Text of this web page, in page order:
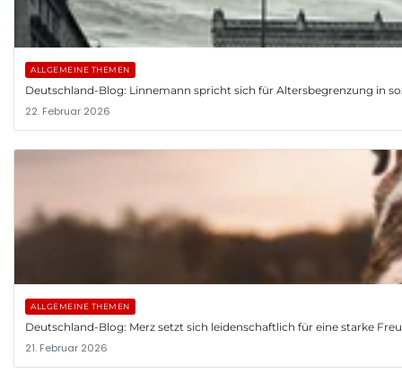
ALLGEMEINE THEMEN
Deutschland-Blog: Linnemann spricht sich für Altersbegrenzung in
22. Februar 2026
ALLGEMEINE THEMEN
Deutschland-Blog: Merz setzt sich leidenschaftlich für eine starke
21. Februar 2026